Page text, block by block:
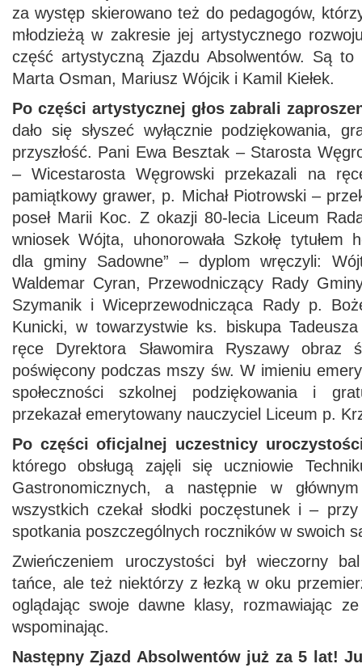
za występ skierowano też do pedagogów,
młodzieżą w zakresie jej artystycznego
część artystyczną Zjazdu Absolwentów. Są to
Marta Osman, Mariusz Wójcik i Kamil Kiełek.
Po części artystycznej głos zabrali
dało się słyszeć wyłącznie podziękowania,
przyszłość. Pani Ewa Besztak – Starosta
– Wicestarosta Węgrowski przekazali na
pamiątkowy grawer, p. Michał Piotrowski –
poseł Marii Koc. Z okazji 80-lecia Liceum
wniosek Wójta, uhonorowała Szkołę tytułem
dla gminy Sadowne” – dyplom wręczyli:
Waldemar Cyran, Przewodniczący Rady
Szymanik i Wiceprzewodnicząca Rady p.
Kunicki, w towarzystwie ks. biskupa
ręce Dyrektora Sławomira Ryszawy obraz
poświęcony podczas mszy św. W imieniu
społeczności szkolnej podziękowania i
przekazał emerytowany nauczyciel Liceum p.
Po części oficjalnej uczestnicy
którego obsługą zajęli się uczniowie
Gastronomicznych, a następnie w
wszystkich czekał słodki poczęstunek i –
spotkania poszczególnych roczników w swoich
Zwieńczeniem uroczystości był wieczorny
tańce, ale też niektórzy z łezką w oku
oglądając swoje dawne klasy, rozmawiając
wspominając.
Następny Zjazd Absolwentów już za 5 lat!